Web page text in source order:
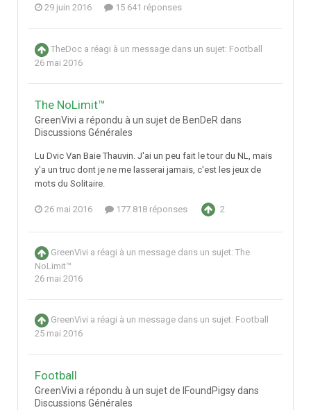
29 juin 2016 15 641 réponses
TheDoc a réagi à un message dans un sujet: Football
26 mai 2016
The NoLimit™
GreenVivi a répondu à un sujet de BenDeR dans
Discussions Générales
Lu Dvic Van Baie Thauvin. J'ai un peu fait le tour du NL, mais
y'a un truc dont je ne me lasserai jamais, c'est les jeux de
mots du Solitaire.
26 mai 2016 177 818 réponses 2
GreenVivi a réagi à un message dans un sujet: The
NoLimit™
26 mai 2016
GreenVivi a réagi à un message dans un sujet: Football
25 mai 2016
Football
GreenVivi a répondu à un sujet de IFoundPigsy dans
Discussions Générales